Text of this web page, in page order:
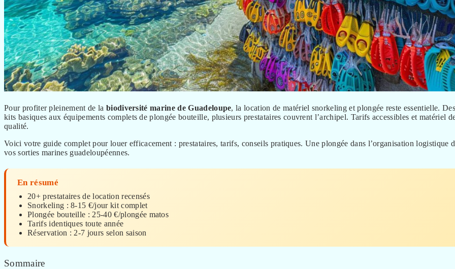
Pour profiter pleinement de la biodiversité marine de Guadeloupe, la location de matériel snorkeling et plongée reste essentielle. Des
kits basiques aux équipements complets de plongée bouteille, plusieurs prestataires couvrent l’archipel. Tarifs accessibles et matériel
qualité.
Voici votre guide complet pour louer efficacement : prestataires, tarifs, conseils pratiques. Une plongée dans l’organisation logistique
vos sorties marines guadeloupéennes.
En résumé
20+ prestataires de location recensés
Snorkeling : 8-15 €/jour kit complet
Plongée bouteille : 25-40 €/plongée matos
Tarifs identiques toute année
Réservation : 2-7 jours selon saison
Sommaire